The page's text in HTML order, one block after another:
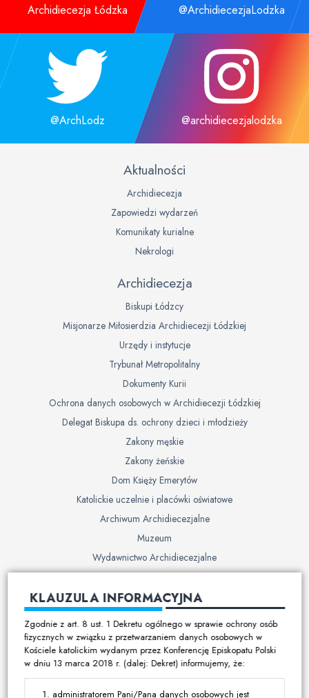
Archidiecezja Łódzka @ArchidiecezjaLodzka
@ArchLodz @archidiecezjalodzka
Aktualności
Archidiecezja
Zapowiedzi wydarzeń
Komunikaty kurialne
Nekrologi
Archidiecezja
Biskupi Łódzcy
Misjonarze Miłosierdzia Archidiecezji Łódzkiej
Urzędy i instytucje
Trybunał Metropolitalny
Dokumenty Kurii
Ochrona danych osobowych w Archidiecezji Łódzkiej
Delegat Biskupa ds. ochrony dzieci i młodzieży
Zakony męskie
Zakony żeńskie
Dom Księży Emerytów
Katolickie uczelnie i placówki oświatowe
Archiwum Archidiecezjalne
Muzeum
Wydawnictwo Archidiecezjalne
Cmentarze
Duszpasterstwo
Program duszpasterski
Kalendarz pracy duszpasterskiej
Duszpasterstwo specjalistyczne
Ruchy i stowarzyszenia
KLAUZULA INFORMACYJNA
Zgodnie z art. 8 ust. 1 Dekretu ogólnego w sprawie ochrony osób
fizycznych w związku z przetwarzaniem danych osobowych w
Kościele katolickim wydanym przez Konferencję Episkopatu Polski
w dniu 13 marca 2018 r. (dalej: Dekret) informujemy, że:
administratorem Pani/Pana danych osobowych jest